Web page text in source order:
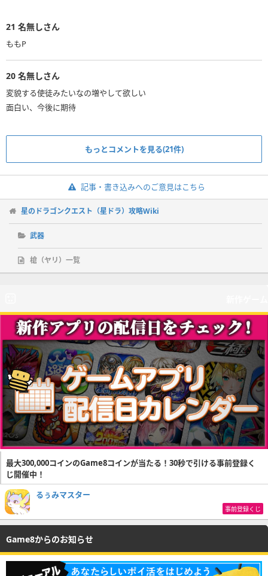
21 名無しさん
ももP
20 名無しさん
変貌する使徒みたいなの増やして欲しい
面白い、今後に期待
もっとコメントを見る(21件)
記事・書き込みへのご意見はこちら
星のドラゴンクエスト（星ドラ）攻略Wiki
武器
槍（ヤリ）一覧
最大300,000コインのGame8コインが当たる！30秒で引ける事前登録く
じ開催中！
るぅみマスター
事前登録くじ
Game8からのお知らせ